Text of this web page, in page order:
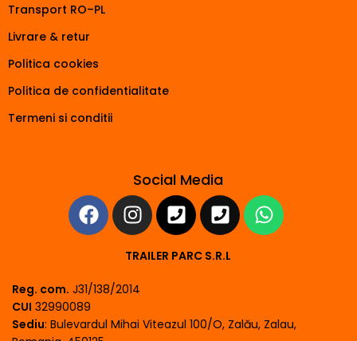
Transport RO–PL
Livrare & retur
Politica cookies
Politica de confidentialitate
Termeni si conditii
Social Media
TRAILER PARC S.R.L
Reg. com. J31/138/2014
CUI 32990089
Sediu: Bulevardul Mihai Viteazul 100/O, Zalău, Zalau,